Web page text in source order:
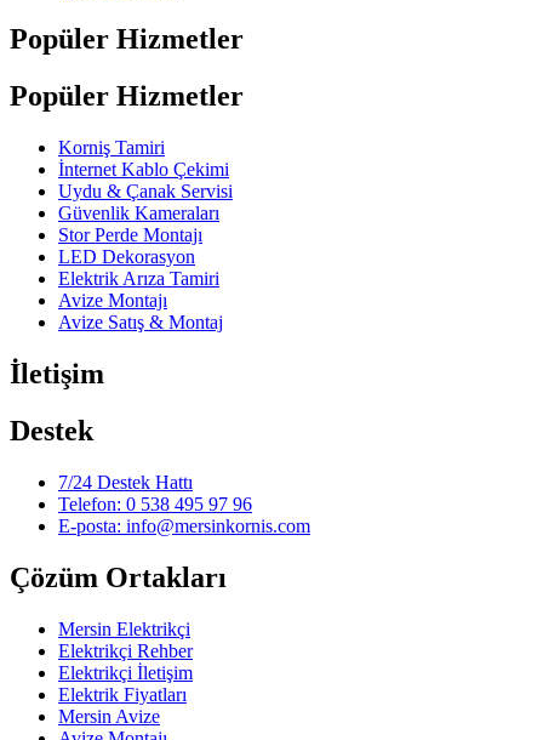
Popüler Hizmetler
Popüler Hizmetler
Korniş Tamiri
İnternet Kablo Çekimi
Uydu & Çanak Servisi
Güvenlik Kameraları
Stor Perde Montajı
LED Dekorasyon
Elektrik Arıza Tamiri
Avize Montajı
Avize Satış & Montaj
İletişim
Destek
7/24 Destek Hattı
Telefon: 0 538 495 97 96
E-posta: info@mersinkornis.com
Çözüm Ortakları
Mersin Elektrikçi
Elektrikçi Rehber
Elektrikçi İletişim
Elektrik Fiyatları
Mersin Avize